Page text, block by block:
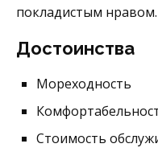
покладистым нравом.
Достоинства
Мореходность
Стоимость